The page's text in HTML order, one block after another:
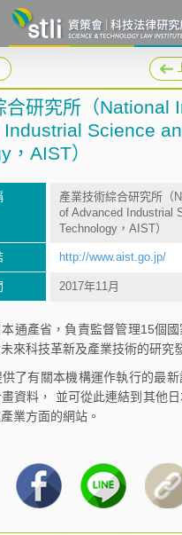
合研究所（National
Science
，AIST）
產業技術綜合研究所（
of Advanced Industrial
Technology，AIST）
http://www.aist.go.jp/
2017年11月
通產省，負責監督管理15個
來科技革新及產業技術的研究
了有關本機構運作執行的最
資料， 並可從此連結到其他
業方面的網站。